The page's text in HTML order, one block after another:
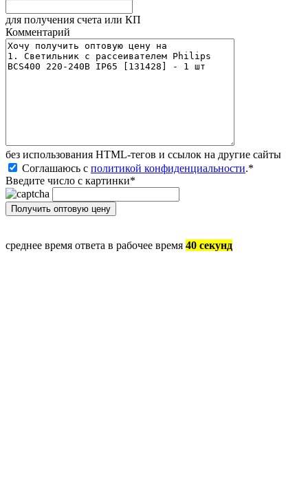
для получения счета или КП
Комментарий
без иcпользования HTML-тегов и ссылок на другие сайты
Соглашаюсь с политикой конфиденциальности.*
Введите число с картинки*
среднее время ответа в рабочее время 40 секунд